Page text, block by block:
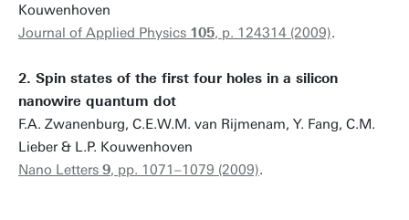
Kouwenhoven
Journal of Applied Physics 105, p. 124314 (2009).
2. Spin states of the first four holes in a silicon
nanowire quantum dot
F.A. Zwanenburg, C.E.W.M. van Rijmenam, Y. Fang, C.M.
Lieber & L.P. Kouwenhoven
Nano Letters 9, pp. 1071–1079 (2009).